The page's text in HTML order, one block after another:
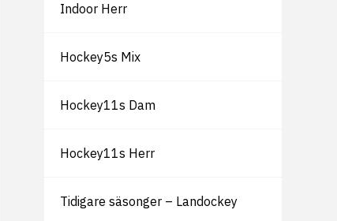
Indoor Herr
Hockey5s Mix
Hockey11s Dam
Hockey11s Herr
Tidigare säsonger – Landockey